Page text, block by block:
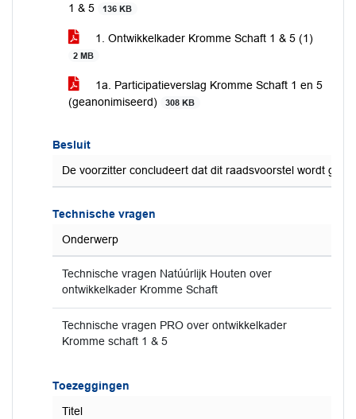
1 & 5 136 KB
1. Ontwikkelkader Kromme Schaft 1 & 5 (1)
2 MB
1a. Participatieverslag Kromme Schaft 1 en 5
(geanonimiseerd)
308 KB
Besluit
De voorzitter concludeert dat dit raadsvoorstel wordt
Technische vragen
Onderwerp
Technische vragen Natúúrlijk Houten over
ontwikkelkader Kromme Schaft
Technische vragen PRO over ontwikkelkader
Kromme schaft 1 & 5
Toezeggingen
Titel